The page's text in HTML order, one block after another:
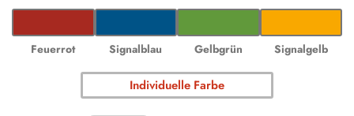
Feuerrot Signalblau Gelbgrün Signalgelb
Individuelle Farbe